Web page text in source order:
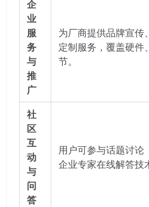
企
业
服
务
与
推
广
为厂商提供品牌宣传
定制服务，覆盖硬件
节。
社
区
互
动
与
问
答
用户可参与话题讨论
企业专家在线解答技